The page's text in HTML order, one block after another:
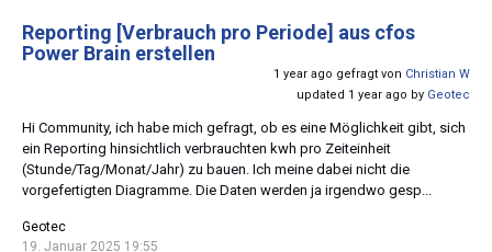
Reporting [Verbrauch pro Periode] aus cfos
Power Brain erstellen
1 year ago gefragt von Christian W
updated 1 year ago by Geotec
Hi Community, ich habe mich gefragt, ob es eine Möglichkeit gibt, sich
ein Reporting hinsichtlich verbrauchten kwh pro Zeiteinheit
(Stunde/Tag/Monat/Jahr) zu bauen. Ich meine dabei nicht die
vorgefertigten Diagramme. Die Daten werden ja irgendwo gesp...
Geotec
19. Januar 2025 19:55